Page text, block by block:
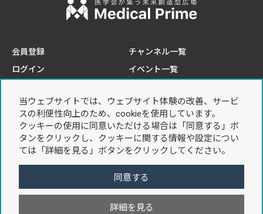
当ウェブサイトでは、ウェブサイト体験の改善、サービ
スの利便性向上のため、cookieを使用しています。
クッキーの使用に同意いただける場合は「同意する」ボ
タンをクリックし、クッキーに関する情報や設定につい
ては「詳細を見る」ボタンをクリックしてください。
同意する
詳細を見る
会員登録
ログイン
チャンネル一覧
イベント一覧
このサイトについて
推奨環境
お問い合わせ
特定商取引法に基づく表記
プライバシーポリシー
個人情報の取り扱いについて
利用規約
Copyright © 2021 Sunplanet. Co,Ltd. All Rights Reserved.